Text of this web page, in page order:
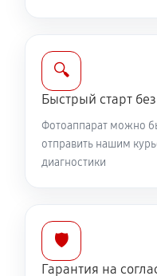
Программный ремонт
250D
3340 руб
🔍
Быстрый старт
Фотоаппарат можно
отправить нашим
диагностики
🛡️
Гарантия на